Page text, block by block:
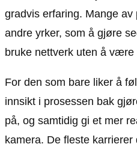
gradvis erfaring. Mange
andre yrker, som å gjøre
bruke nettverk uten å være
For den som bare liker å
innsikt i prosessen bak
på, og samtidig gi et mer
kamera. De fleste